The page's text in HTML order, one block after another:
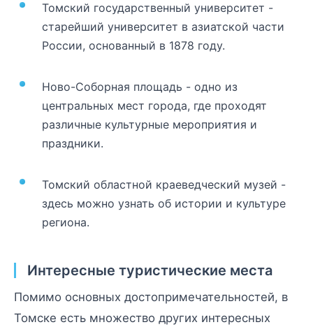
Томский государственный университет -
старейший университет в азиатской части
России, основанный в 1878 году.
Ново-Соборная площадь - одно из
центральных мест города, где проходят
различные культурные мероприятия и
праздники.
Томский областной краеведческий музей -
здесь можно узнать об истории и культуре
региона.
Интересные туристические места
Помимо основных достопримечательностей, в
Томске есть множество других интересных